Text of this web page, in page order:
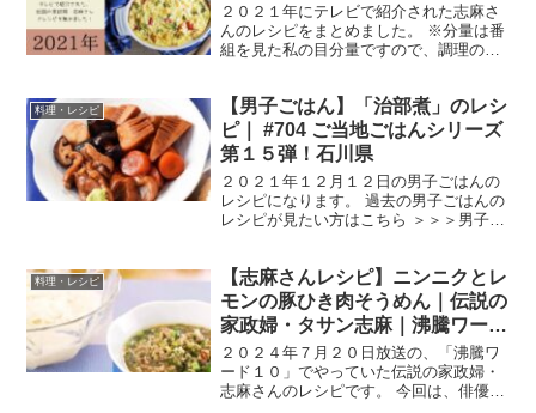
２０２１年にテレビで紹介された志麻さ
んのレシピをまとめました。 ※分量は番
組を見た私の目分量ですので、調理の際
れた志麻さんのレシピ 志麻さんが本気を
出した「秋の満腹祭...
料理・レシピ
【男子ごはん】「治部煮」のレシ
ピ｜ #704 ご当地ごはんシリーズ
第１５弾！石川県
２０２１年１２月１２日の男子ごはんの
レシピになります。 過去の男子ごはんの
レシピが見たい方はこちら ＞＞＞男子ご
芋 ４個（２００g）しいたけ ４個たけ
のこ（水煮） ...
料理・レシピ
【志麻さんレシピ】ニンニクとレ
モンの豚ひき肉そうめん｜伝説の
家政婦・タサン志麻｜沸騰ワード
10
２０２４年７月２０日放送の、「沸騰ワ
ード１０」でやっていた伝説の家政婦・
志麻さんのレシピです。 今回は、俳優の